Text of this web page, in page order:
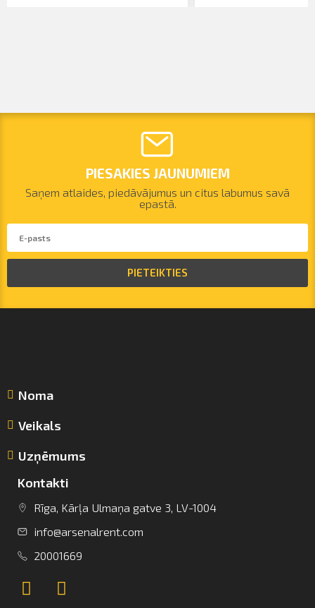
Lietuva
PIESAKIES JAUNUMIEM
Saņem atlaides, piedāvājumus un citus labumus savā
epastā.
PIETEIKTIES
Noma
Veikals
Uzņēmums
Kontakti
Rīga, Kārļa Ulmaņa gatve 3, LV-1004
info@arsenalrent.com
20001669